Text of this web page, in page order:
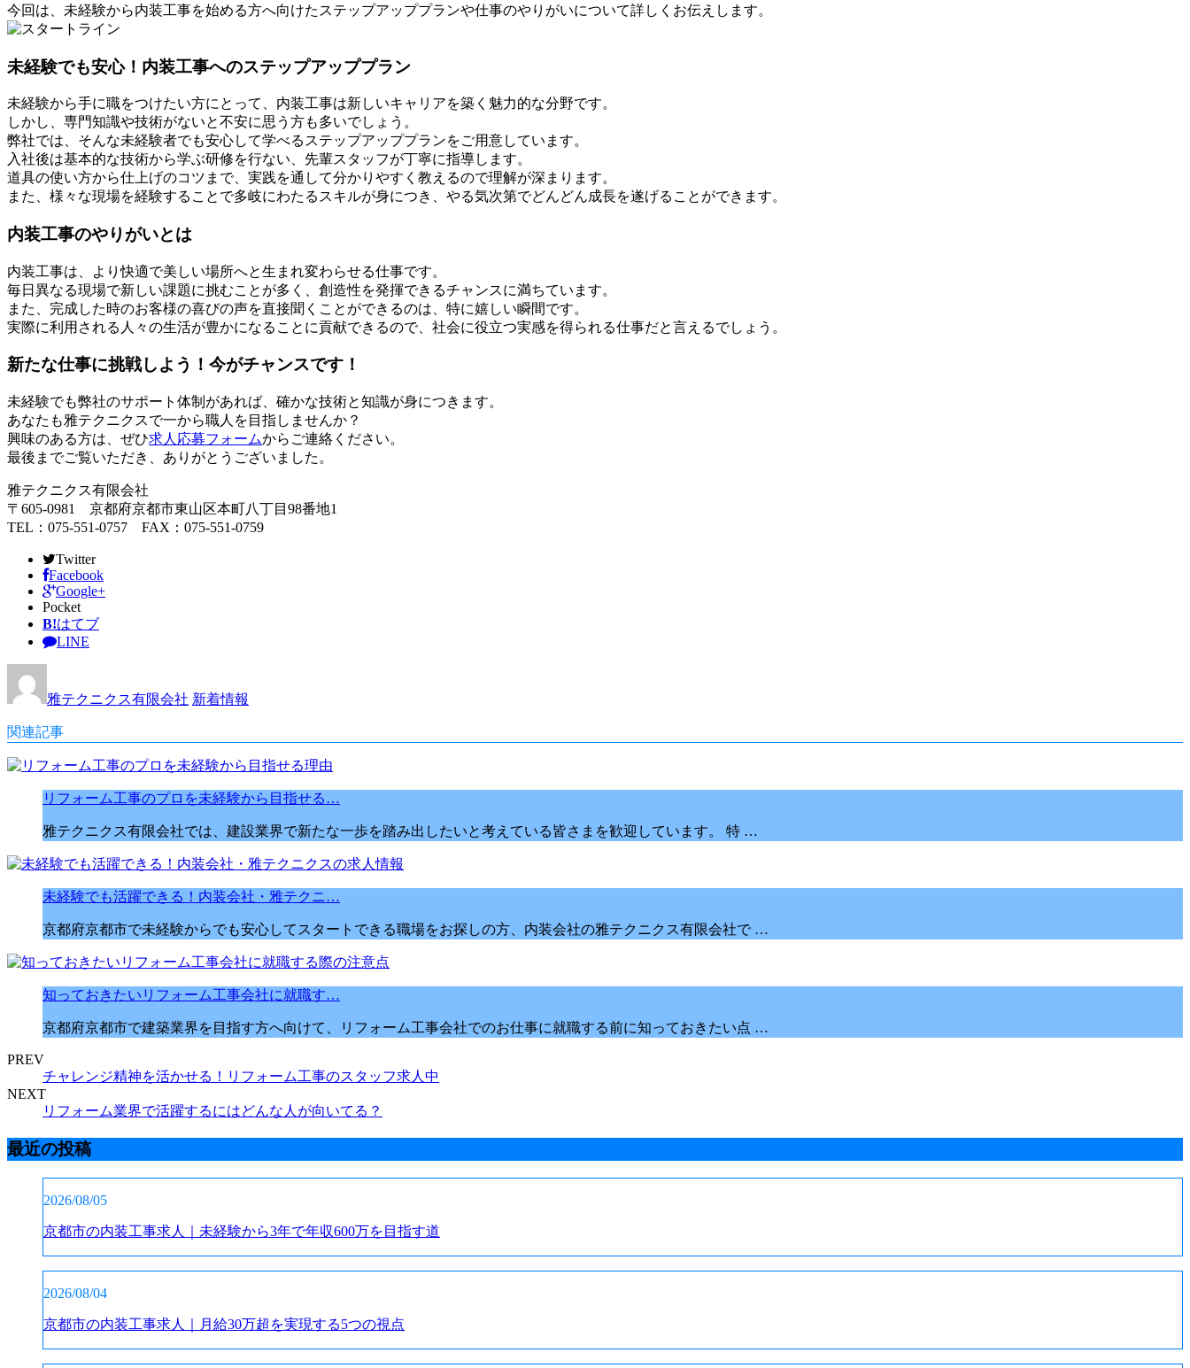
今回は、未経験から内装工事を始める方へ向けたステップアッププランや仕事のやりがいについて詳しくお伝えします。
未経験でも安心！内装工事へのステップアッププラン
未経験から手に職をつけたい方にとって、内装工事は新しいキャリアを築く魅力的な分野です。
しかし、専門知識や技術がないと不安に思う方も多いでしょう。
弊社では、そんな未経験者でも安心して学べるステップアッププランをご用意しています。
入社後は基本的な技術から学ぶ研修を行ない、先輩スタッフが丁寧に指導します。
道具の使い方から仕上げのコツまで、実践を通して分かりやすく教えるので理解が深まります。
また、様々な現場を経験することで多岐にわたるスキルが身につき、やる気次第でどんどん成長を遂げることができます。
内装工事のやりがいとは
内装工事は、より快適で美しい場所へと生まれ変わらせる仕事です。
毎日異なる現場で新しい課題に挑むことが多く、創造性を発揮できるチャンスに満ちています。
また、完成した時のお客様の喜びの声を直接聞くことができるのは、特に嬉しい瞬間です。
実際に利用される人々の生活が豊かになることに貢献できるので、社会に役立つ実感を得られる仕事だと言えるでしょう。
新たな仕事に挑戦しよう！今がチャンスです！
未経験でも弊社のサポート体制があれば、確かな技術と知識が身につきます。
あなたも雅テクニクスで一から職人を目指しませんか？
興味のある方は、ぜひ求人応募フォームからご連絡ください。
最後までご覧いただき、ありがとうございました。
雅テクニクス有限会社
〒605-0981 京都府京都市東山区本町八丁目98番地1
TEL：075-551-0757 FAX：075-551-0759
Twitter
Facebook
Google+
Pocket
B!はてブ
LINE
雅テクニクス有限会社 新着情報
関連記事
リフォーム工事のプロを未経験から目指せる…
雅テクニクス有限会社では、建設業界で新たな一歩を踏み出したいと考えている皆さまを歓迎しています。 特 …
未経験でも活躍できる！内装会社・雅テクニ…
京都府京都市で未経験からでも安心してスタートできる職場をお探しの方、内装会社の雅テクニクス有限会社で …
知っておきたいリフォーム工事会社に就職す…
京都府京都市で建築業界を目指す方へ向けて、リフォーム工事会社でのお仕事に就職する前に知っておきたい点 …
PREV
チャレンジ精神を活かせる！リフォーム工事のスタッフ求人中
NEXT
リフォーム業界で活躍するにはどんな人が向いてる？
最近の投稿
2026/08/05
京都市の内装工事求人｜未経験から3年で年収600万を目指す道
2026/08/04
京都市の内装工事求人｜月給30万超を実現する5つの視点